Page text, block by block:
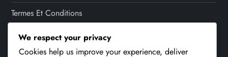
Termes Et Conditions
À Propos De Nous
We respect your privacy
Cookies help us improve your experience, deliver